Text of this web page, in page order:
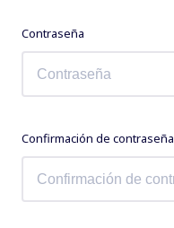
Contraseña
Confirmación de contraseña